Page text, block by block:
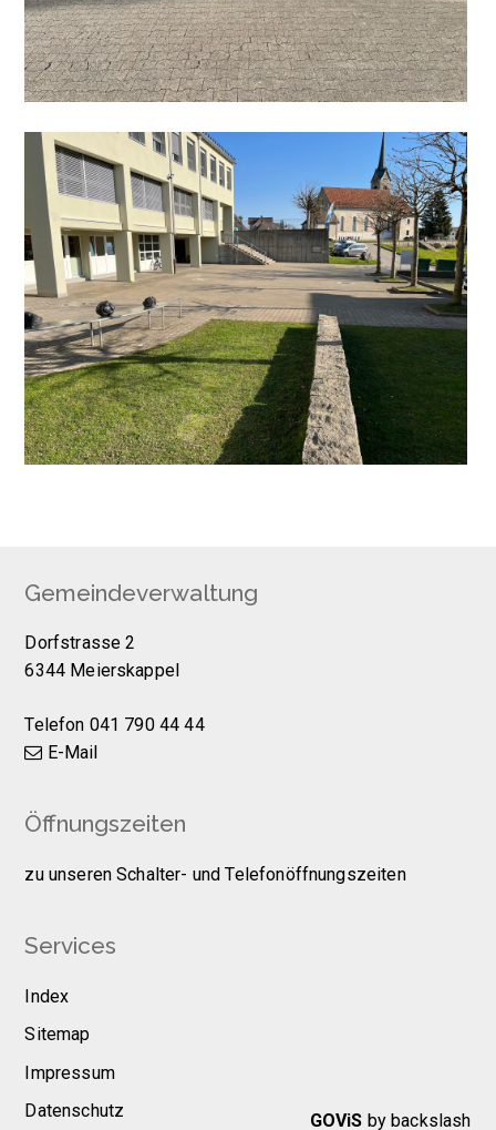
Gemeindeverwaltung
Dorfstrasse 2
6344 Meierskappel
Telefon 041 790 44 44
E-Mail
Öffnungszeiten
zu unserenSchalter- und Telefonöffnungszeiten
Services
Index
Sitemap
Impressum
Datenschutz
GOViS bybackslash